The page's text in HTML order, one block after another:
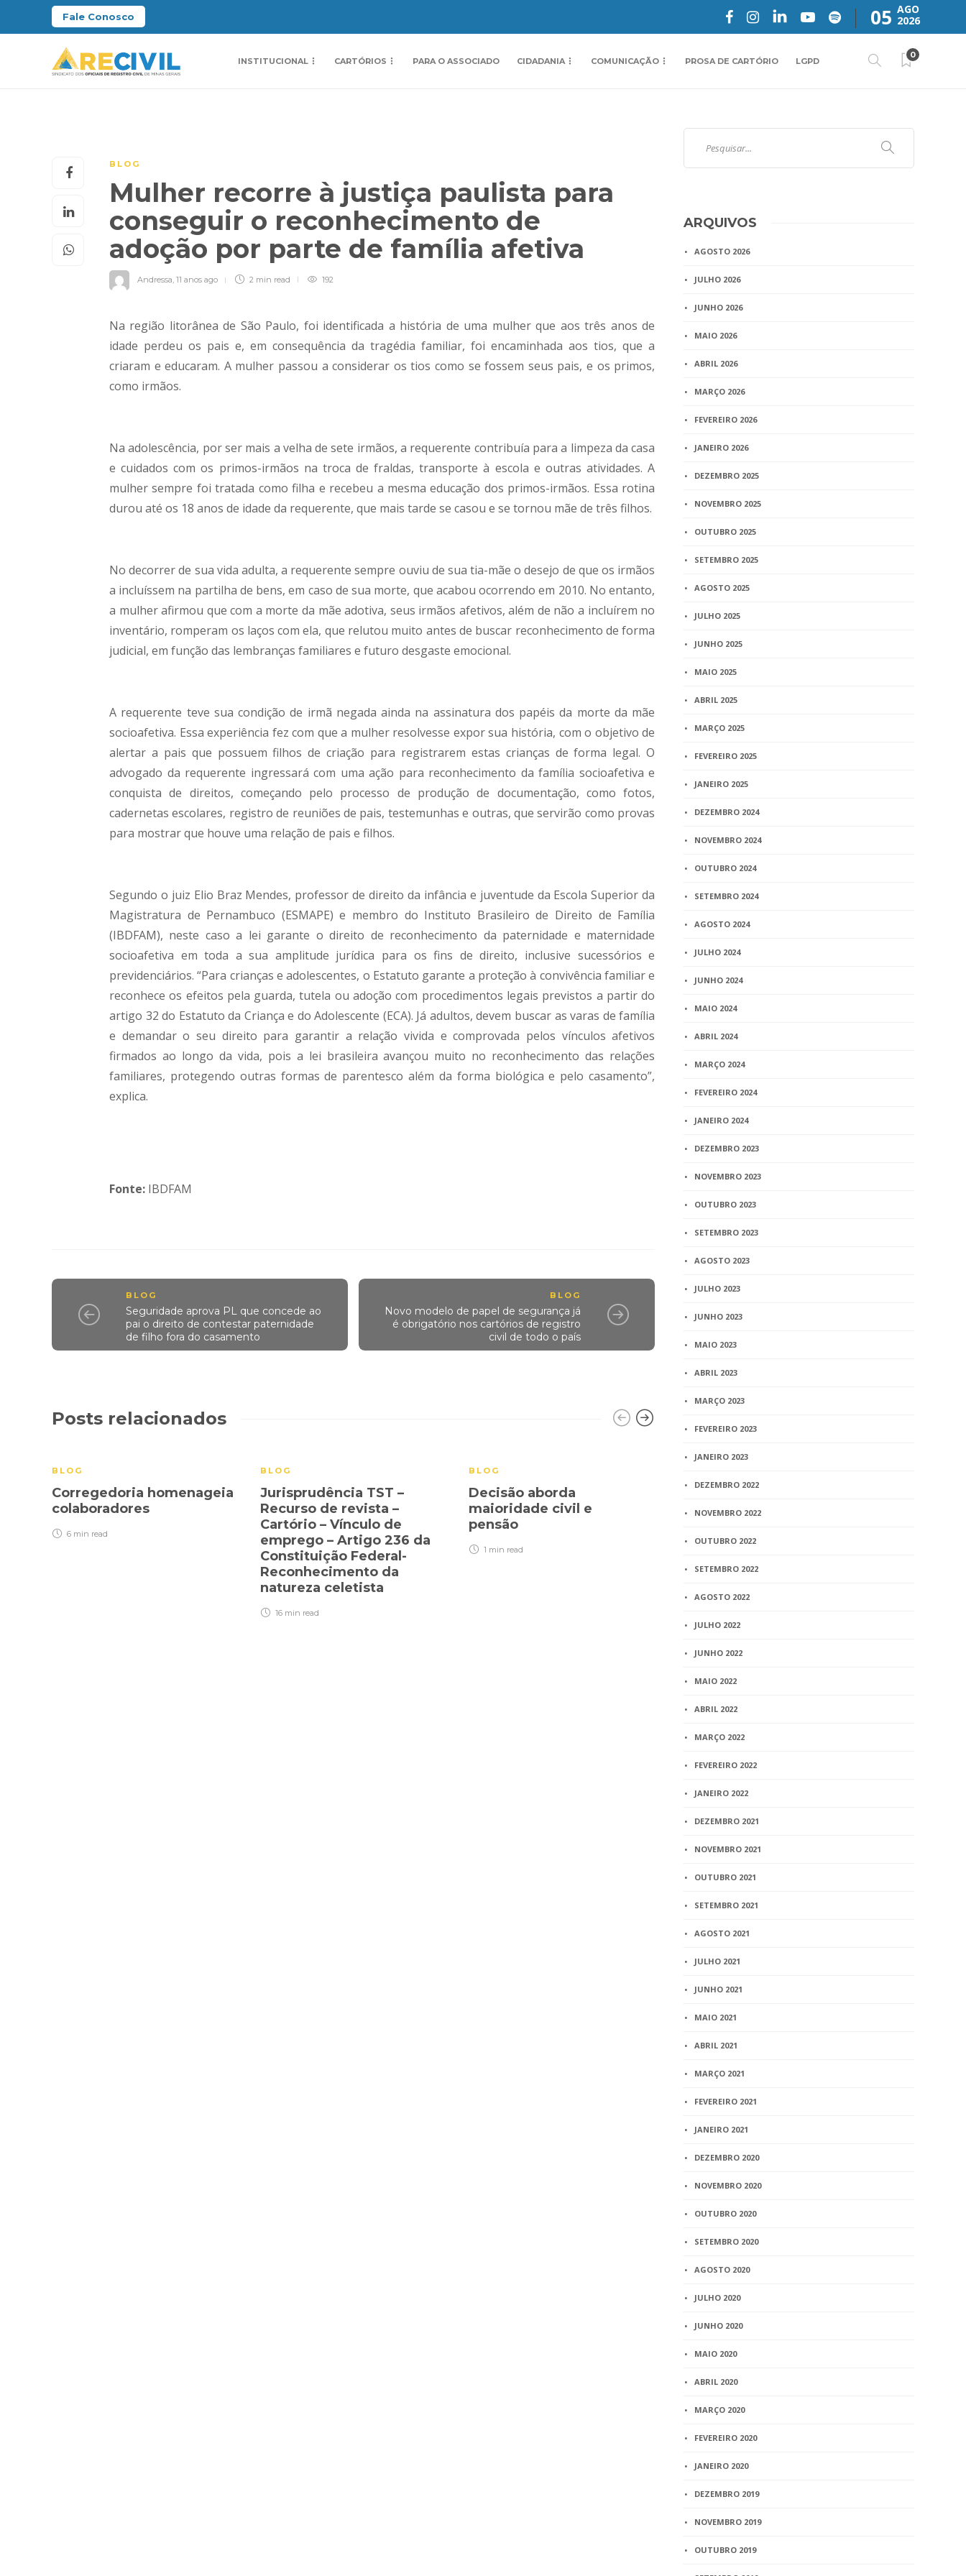
Fale Conosco 05 AGO
2026
INSTITUCIONAL CARTÓRIOS PARA O ASSOCIADO CIDADANIA COMUNICAÇÃO PROSA DE CARTÓRIO LGPD
0
BLOG
Mulher recorre à justiça paulista para
conseguir o reconhecimento de
adoção por parte de família afetiva
Andressa, 11 anos ago 2 min read 192
Na região litorânea de São Paulo, foi identificada a história de uma mulher que aos três anos de
idade perdeu os pais e, em consequência da tragédia familiar, foi encaminhada aos tios, que a
criaram e educaram. A mulher passou a considerar os tios como se fossem seus pais, e os primos,
como irmãos.
Na adolescência, por ser mais a velha de sete irmãos, a requerente contribuía para a limpeza da casa
e cuidados com os primos-irmãos na troca de fraldas, transporte à escola e outras atividades. A
mulher sempre foi tratada como filha e recebeu a mesma educação dos primos-irmãos. Essa rotina
durou até os 18 anos de idade da requerente, que mais tarde se casou e se tornou mãe de três filhos.
No decorrer de sua vida adulta, a requerente sempre ouviu de sua tia-mãe o desejo de que os irmãos
a incluíssem na partilha de bens, em caso de sua morte, que acabou ocorrendo em 2010. No entanto,
a mulher afirmou que com a morte da mãe adotiva, seus irmãos afetivos, além de não a incluírem no
inventário, romperam os laços com ela, que relutou muito antes de buscar reconhecimento de forma
judicial, em função das lembranças familiares e futuro desgaste emocional.
A requerente teve sua condição de irmã negada ainda na assinatura dos papéis da morte da mãe
socioafetiva. Essa experiência fez com que a mulher resolvesse expor sua história, com o objetivo de
alertar a pais que possuem filhos de criação para registrarem estas crianças de forma legal. O
advogado da requerente ingressará com uma ação para reconhecimento da família socioafetiva e
conquista de direitos, começando pelo processo de produção de documentação, como fotos,
cadernetas escolares, registro de reuniões de pais, testemunhas e outras, que servirão como provas
para mostrar que houve uma relação de pais e filhos.
Segundo o juiz Elio Braz Mendes, professor de direito da infância e juventude da Escola Superior da
Magistratura de Pernambuco (ESMAPE) e membro do Instituto Brasileiro de Direito de Família
(IBDFAM), neste caso a lei garante o direito de reconhecimento da paternidade e maternidade
socioafetiva em toda a sua amplitude jurídica para os fins de direito, inclusive sucessórios e
previdenciários. “Para crianças e adolescentes, o Estatuto garante a proteção à convivência familiar e
reconhece os efeitos pela guarda, tutela ou adoção com procedimentos legais previstos a partir do
artigo 32 do Estatuto da Criança e do Adolescente (ECA). Já adultos, devem buscar as varas de família
e demandar o seu direito para garantir a relação vivida e comprovada pelos vínculos afetivos
firmados ao longo da vida, pois a lei brasileira avançou muito no reconhecimento das relações
familiares, protegendo outras formas de parentesco além da forma biológica e pelo casamento”,
explica.
Fonte: IBDFAM
BLOG
Seguridade aprova PL que concede ao
pai o direito de contestar paternidade
de filho fora do casamento
BLOG
Novo modelo de papel de segurança já
é obrigatório nos cartórios de registro
civil de todo o país
Posts relacionados
BLOG
Corregedoria homenageia
colaboradores
6 min read
BLOG
Jurisprudência TST –
Recurso de revista –
Cartório – Vínculo de
emprego – Artigo 236 da
Constituição Federal-
Reconhecimento da
natureza celetista
16 min read
BLOG
Decisão aborda
maioridade civil e
pensão
1 min read
Mais 3 cidades mineiras
recebem o Ministério
ARQUIVOS
AGOSTO 2026
JULHO 2026
JUNHO 2026
MAIO 2026
ABRIL 2026
MARÇO 2026
FEVEREIRO 2026
JANEIRO 2026
DEZEMBRO 2025
NOVEMBRO 2025
OUTUBRO 2025
SETEMBRO 2025
AGOSTO 2025
JULHO 2025
JUNHO 2025
MAIO 2025
ABRIL 2025
MARÇO 2025
FEVEREIRO 2025
JANEIRO 2025
DEZEMBRO 2024
NOVEMBRO 2024
OUTUBRO 2024
SETEMBRO 2024
AGOSTO 2024
JULHO 2024
JUNHO 2024
MAIO 2024
ABRIL 2024
MARÇO 2024
FEVEREIRO 2024
JANEIRO 2024
DEZEMBRO 2023
NOVEMBRO 2023
OUTUBRO 2023
SETEMBRO 2023
AGOSTO 2023
JULHO 2023
JUNHO 2023
MAIO 2023
ABRIL 2023
MARÇO 2023
FEVEREIRO 2023
JANEIRO 2023
DEZEMBRO 2022
NOVEMBRO 2022
OUTUBRO 2022
SETEMBRO 2022
AGOSTO 2022
JULHO 2022
JUNHO 2022
MAIO 2022
ABRIL 2022
MARÇO 2022
FEVEREIRO 2022
JANEIRO 2022
DEZEMBRO 2021
NOVEMBRO 2021
OUTUBRO 2021
SETEMBRO 2021
AGOSTO 2021
JULHO 2021
JUNHO 2021
MAIO 2021
ABRIL 2021
MARÇO 2021
FEVEREIRO 2021
JANEIRO 2021
DEZEMBRO 2020
NOVEMBRO 2020
OUTUBRO 2020
SETEMBRO 2020
AGOSTO 2020
JULHO 2020
JUNHO 2020
MAIO 2020
ABRIL 2020
MARÇO 2020
FEVEREIRO 2020
JANEIRO 2020
DEZEMBRO 2019
NOVEMBRO 2019
OUTUBRO 2019